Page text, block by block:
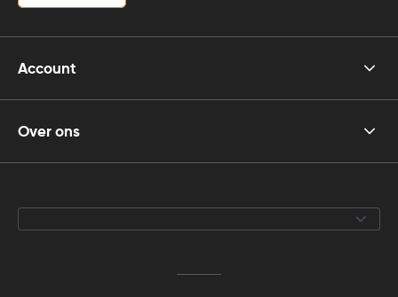
Account
Over ons